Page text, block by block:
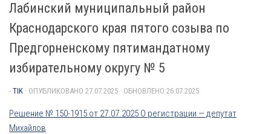
Лабинский муниципальный район
Краснодарского края пятого созыва по
Предгорненскому пятимандатному
избирательному округу № 5
- TIK · ОПУБЛИКОВАНО 27.07.2025 · ОБНОВЛЕНО 26.07.2025
Решение № 150-1915 от 27.07.2025 О регистрации — депутат
Михайлов